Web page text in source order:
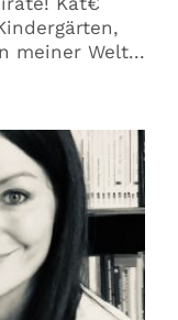
meiner Welt...